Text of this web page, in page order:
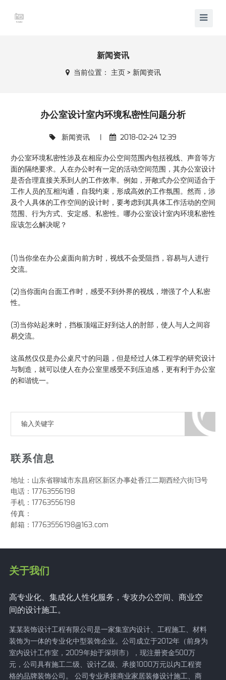
新闻资讯
当前位置： 主页 > 新闻资讯
办公室设计室内环境私密性问题分析
新闻资讯 2018-02-24 12:39
办公室环境私密性涉及在相应办公空间范围内包括视线、声音等方
面的隔绝要求。人在办公时有一定的活动空间范围，其办公室设计
是否合理直接关系到人的工作效率。例如，开敞式办公空间适合于
工作人员的互相沟通，自我约束，形成高效的工作氛围。然而，涉
及个人具体的工作空间的设计时，要考虑到其具体工作活动的空间
范围、行为方式、安定感、私密性。哪办公室设计室内环境私密性
应该怎么解决呢？
(1)当你坐在办公桌面向前方时，视线不会受阻挡，容易与人进行
交流。
(2)当你面向台面工作时，感受不到外界的视线，增强了个人私密
性。
(3)当你站起来时，挡板顶端正好到达人的肘部，使人与人之间容
易交流。
这虽然仅仅是办公桌尺寸的问题，但是经过人体工程学的研究设计
与制造，就可以使人在办公室里感受不到压迫感，更有利于办公室
的和谐统一。
联系信息
地址：山东省聊城市东昌府区新区办事处香江二期西经六街13号
电话：17763556198
手机：17763556198
传真：
邮箱：17763556198@163.com
关于我们
高专业化、集成化人性化服务，专攻办公空间、商业空
间的设计施工。
某某装饰设计工程有限公司是一家集室内设计、工程施工、材料
装饰为一体的专业化中型装饰企业。公司成立于2012年（前身为
室内设计工作室，2009年始于深圳市），现注册资金500万
元，公司具有施工二级、设计乙级、承接1000万元以内工程资
格的品牌装饰公司。 公司专业承接商业家居装修设计施工、商